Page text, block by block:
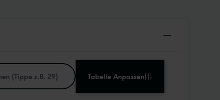
Tabelle Anpassen